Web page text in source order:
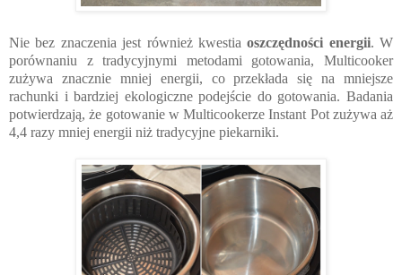
Nie bez znaczenia jest również kwestia oszczędności energii. W
porównaniu z tradycyjnymi metodami gotowania, Multicooker
zużywa znacznie mniej energii, co przekłada się na mniejsze
rachunki i bardziej ekologiczne podejście do gotowania. Badania
potwierdzają, że gotowanie w Multicookerze Instant Pot zużywa aż
4,4 razy mniej energii niż tradycyjne piekarniki.